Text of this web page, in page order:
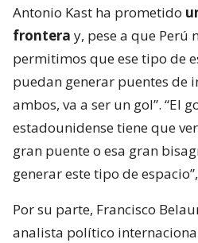
Antonio Kast ha prometido
frontera y, pese a que Perú
permitimos que ese tipo de
puedan generar puentes de
ambos, va a ser un gol”. “El
estadounidense tiene que
gran puente o esa gran
generar este tipo de
Por su parte, Francisco
analista político